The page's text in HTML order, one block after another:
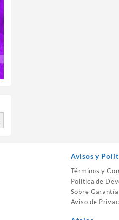
Avisos y
Términos y
Política de
Sobre
Aviso de